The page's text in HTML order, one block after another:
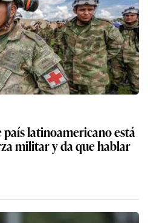
país latinoamericano está
militar y da que hablar